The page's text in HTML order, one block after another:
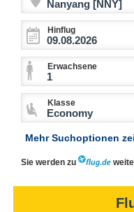
Hinflug
Erwachsene
1
Klasse
Economy
Mehr Suchoptionen
Sie werden zu